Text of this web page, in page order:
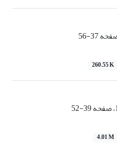
37-56
260.55 K
39-52
4.01 M